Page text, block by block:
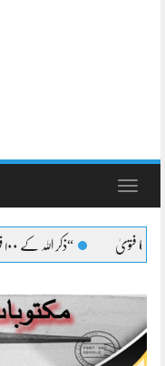
Toggle
“ذکر اللہ کے ۱۰۰ فوائد”